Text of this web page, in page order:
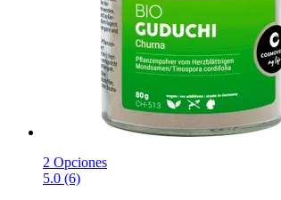
2 Opciones
5.0 (6)